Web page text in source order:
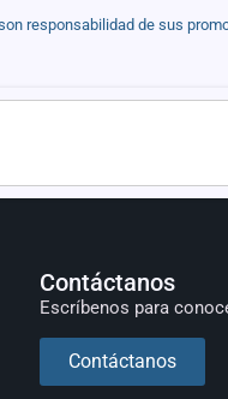
responsabilidad de sus
Contáctanos
Escríbenos para
Contáctanos